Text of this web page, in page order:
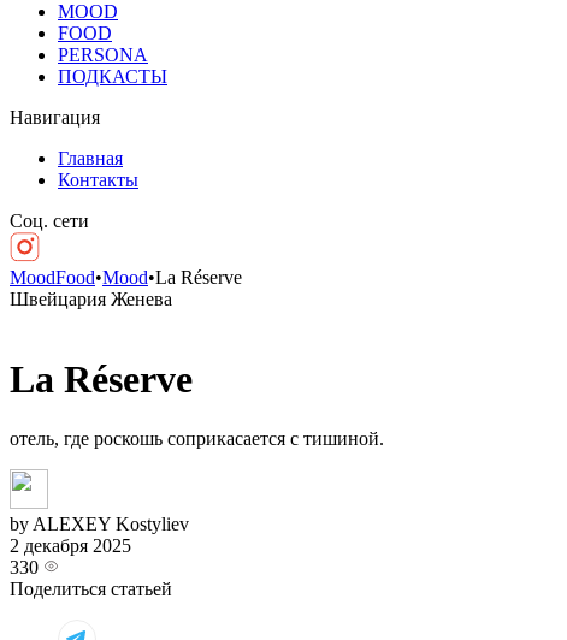
MOOD
FOOD
PERSONA
ПОДКАСТЫ
Навигация
Главная
Контакты
Соц. сети
MoodFood•Mood•La Réserve
Швейцария Женева
La Réserve
отель, где роскошь соприкасается с тишиной.
by ALEXEY Kostyliev
2 декабря 2025
330
Поделиться статьей